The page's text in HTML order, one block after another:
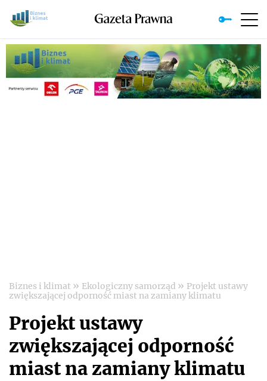
Biznes i klimat » Ekologiczny samorząd » Projekt ustawy
zwiększającej odporność miast na zamiany klimatu
Projekt ustawy
zwiększającej odporność
miast na zamiany klimatu